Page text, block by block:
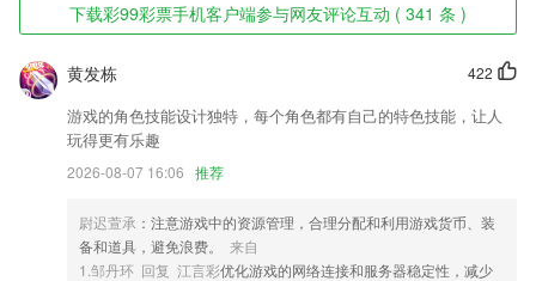
彩99彩票手机客户端软件特色
1,【互动白板】
2,老师和家长可以更好的进行信息互通，孩子的在校情况家长可以清晰的
了解到时很不错的。
3,快速建立群组、讨论组，支持文字、语音、图片等多种消息内容；
5,资讯，招考信息，地区公告，教育大事件，最新鲜的资讯，最优质的信
息，在线学教师证app一览无余；
下载彩99彩票手机客户端参与网友评论互动 ( 341 条 )
422
黄发栋
游戏的角色技能设计独特，每个角色都有自己的特色技能，让人
玩得更有乐趣
2026-08-07 16:06 推荐
尉迟萱承 ：注意游戏中的资源管理，合理分配和利用游戏货币、装
备和道具，避免浪费。
来自
1.邹丹环 回复 江言彩优化游戏的网络连接和服务器稳定性，减少